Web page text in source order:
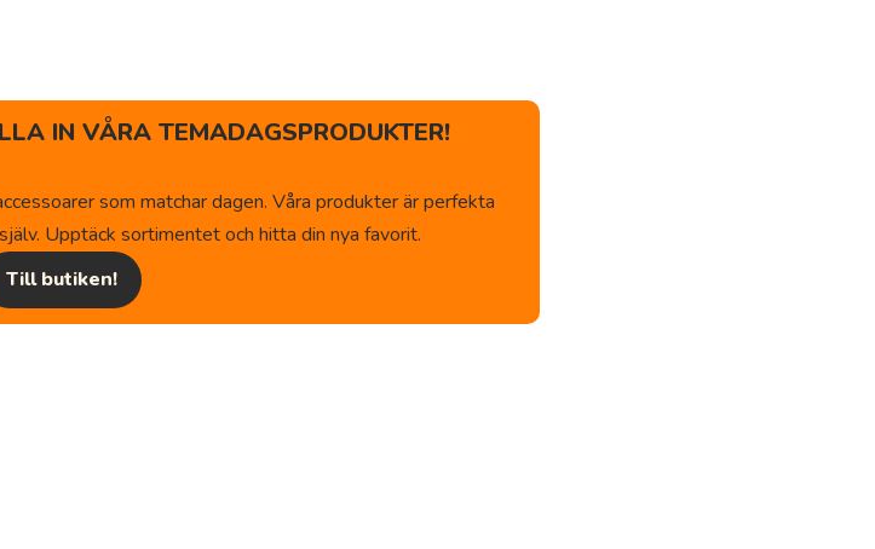
IN VÅRA TEMADAGSPRODUKTER!
som matchar dagen. Våra produkter är perfekta
Upptäck sortimentet och hitta din nya favorit.
Till butiken!